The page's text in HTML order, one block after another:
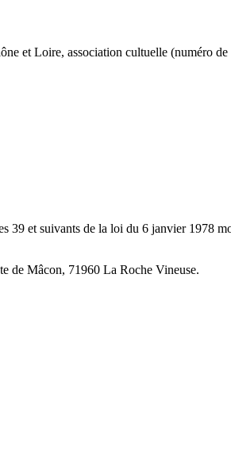
et Loire, association cultuelle (numéro
39 et suivants de la loi du 6 janvier 1978
de Mâcon, 71960 La Roche Vineuse.